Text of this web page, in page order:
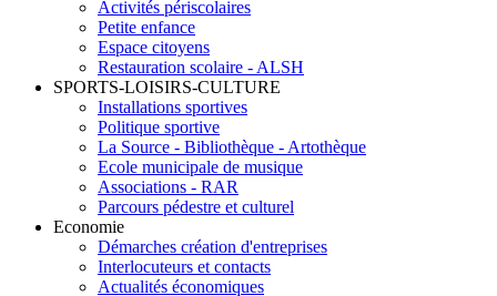
Activités périscolaires
Petite enfance
Espace citoyens
Restauration scolaire - ALSH
SPORTS-LOISIRS-CULTURE
Installations sportives
Politique sportive
La Source - Bibliothèque - Artothèque
Ecole municipale de musique
Associations - RAR
Parcours pédestre et culturel
Economie
Démarches création d'entreprises
Interlocuteurs et contacts
Actualités économiques